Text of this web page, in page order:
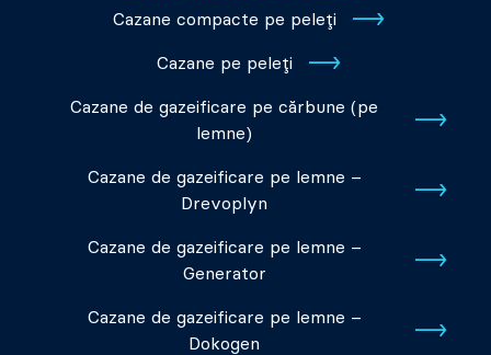
Cazane compacte pe peleți
Cazane pe peleți
Cazane de gazeificare pe cărbune (pe
lemne)
Cazane de gazeificare pe lemne –
Drevoplyn
Cazane de gazeificare pe lemne –
Generator
Cazane de gazeificare pe lemne –
Dokogen